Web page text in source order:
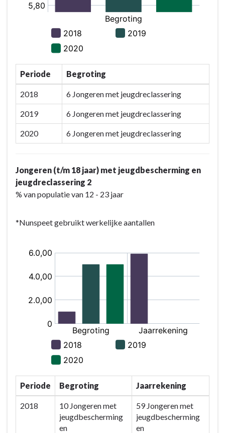
Periode Begroting
2018 6 Jongeren met jeugdreclassering
2019 6 Jongeren met jeugdreclassering
2020 6 Jongeren met jeugdreclassering
Jongeren (t/m 18 jaar) met jeugdbescherming en
jeugdreclassering 2
% van populatie van 12 - 23 jaar
*Nunspeet gebruikt werkelijke aantallen
Periode Begroting Jaarrekening
2018
10 Jongeren met
jeugdbescherming
en
59 Jongeren met
jeugdbescherming
en